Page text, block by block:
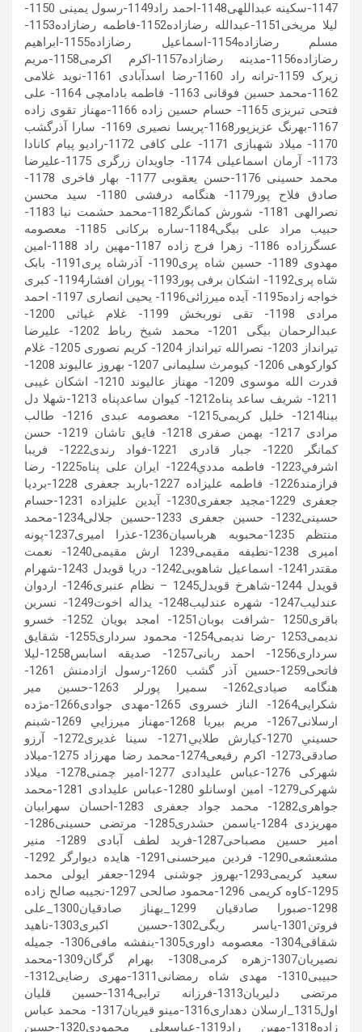
1147-سکینه عبداللهی1148-احمد راد1149-رسول یمینی 1150-
لیلا مریخی1151-عبدالله رضازاده1152-فاطمه رضازاده1153-
مسلم رضازاده1154-اسماعیل رضازاده1155-ابراهیم
رضازاده1156-مدینه رضازاده1157-اکرم اکرمی1158-مریم
زیرک 1159-ترانه راد 1160-رضا اسدآبادی 1161-نوید غلامی
1162-محمد حسین فوقانی 1163- فاطمه بادامچی 1164- علی
فتحی تبریزی 1165- حسام حسین زاده 1166-مهناز تقوی زاده
1167-بهرنگ عزیزپور1168-پریسا نصیری 1169- سارا آذرگشب
1170- میلاد شهبازی 1171- علی کافی 1172-رادیو پیام کانادا
1173- آرمان اسماعیلی 1174- جاویدان زرگری 1175-علیرضا
محمد حسینی 1176-حسن یعقوبی 1177- بهار فاخری 1178-
صادق فلاح پور1179- هنگامه درفشی 1180- سید محسن
نصرالهی 1181- شورش کمانگر1182-محمد حشمت نیا 1183-
حبیب مراد علی بیگی1184-ساره برکانی 1185- معصومه
عسگرزاده 1186- زهرا فرج زاده 1187-مهین راد 1188-امین
مهدوی 1189- حسین شاه پری1190- آذرشاه پری1191- بابک
شاه پری1192- اشکان برفی پور1193- پوران افشار1194- کبری
خواجه زاده1195- آیده میرزائی1196- یحیی انصاری 1197- احمد
مرادی 1198- تقی نوربخش 1199- غلام غیاثی 1200-
عبدالرحمان بیگی 1201- محمد شیخ رباط 1202- علیرضا
تیرانداز 1203- نصرالله تیرانداز 1204- کریم نصوری 1205- غلام
کوارکوهی 1206- کیومرث سلیمانی 1207- بهروز عالیوند 1208-
قدرت الله موسوی 1209- مهناز عالیوند 1210- اشکان غیبی
1211- شریف ساعد پناه1212- کیوان ساعدپناه 1213-شهلا دل
بینا1214- خلیل کریمی1215- معصومه عبدی 1216- طالب
مرادی 1217- بهمن صفری 1218- فایق تاشان 1219- حسن
کمانگر 1220- جبار قادری 1221-فواد رندی1222- فريبا
اشرفي1223- فاطمه مددي1224- ایران علی پناه1225- رضا
فرازمند1226- فاطمه علیزاده 1227-باربد جعفری 1228-بردیا
جعفری 1229-مجید جعفری1230- آیدین علیزاده 1231-حسام
حسینی1232- حسین جعفری 1233-حسین جلالی1234-محمد
منتظم 1235-محبوبه هرباسیان1236-عذرا امیری1237-پونه
امیری 1238-نطیفه مقیمی1239 ارش مقیمی1240- نعمت
مقتدر1241- اسماعیل شاهویی1242- دریا قویدل 1243-شهرام
قویدل 1244-شاهرخ قویدل1245 – نظام عنبری1246- اردوان
عندلیب1247- شهره عندلیب1248- یداله اخوت1249- نسرین
باقری1250 -شرافت بوبان1251- امجد بویان 1252- خسرو
ندیمی1253 -رضا ندیمی1254- محمود سرداری1255- شقایق
سرداری1256- احمد ربانی1257- صدیقه اسابس1258-لیلا
فاتحی1259-حسین آذر گشب 1260-رسول ازادمنش 1261-
هنگامه صیادی1262- سمیرا پورلر 1263-حسین میر
شکرایی1264- الناز خسروی 1265-مهدی جوادی1266-مژده
ارسلانی1267- مريم بيريا 1268-مهناز ميرزايي 1269-شبنم
حسيني 1270-كيارش طلايي1271- سینا غدیری1272- آرزو
صادقی1273- اکرم رفیعی1274-محمد رضا مهرزاد 1275-میلاد
شهرکی 1276-عباس علیدادی 1277-امیر چمنی1278- میلاد
شهرکی1279- امین اوسانلو 1280-عباس علیدادی 1281-محمد
جواهری1282- محمد جواد جعفری 1283-احسان سهرابیان
مهریزدی 1284-یاسمن حشدری1285- مرتضی حسینی1286-
امیر حسین مصباحی1287-فرید لطف آبادی 1289- منیر
مشعشعی1290- فردین میرحسنی1291- هایده دیوارگر 1292-
سعید کریمی1293-بهروز جوشنی 1294-جعفر ایولی محمد
1295-کاوه کریمی 1296-محمود صالحی 1297-نجیبه صالح زاده
1298-صبورا صادقیان 1299_بهناز صادقیان1300_علی
فروتن1301-یاسر ریگی1302-حسین اکبری1303-ناهید
شقاقی1304- معصومه داوری1305-بنفشه مافی1306- جمیله
نصیریان1307-زهره کرمی1308- بهرام گرگان1309-محمد
حبیبی1310- مهدی شاه رمضانی1311-مهری رضایی1312-
مرتضی دلیریان1313-فرزانه ترابی1314-حسین قلیان
اول1315_ارسلان دهداری1316-مینو قیریان1317- محمد عباس
زاده1318-مهین راد1319-عباسعلی محمودی1320-حسین